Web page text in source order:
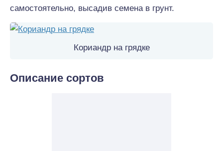
самостоятельно, высадив семена в грунт.
Кориандр на грядке
Описание сортов